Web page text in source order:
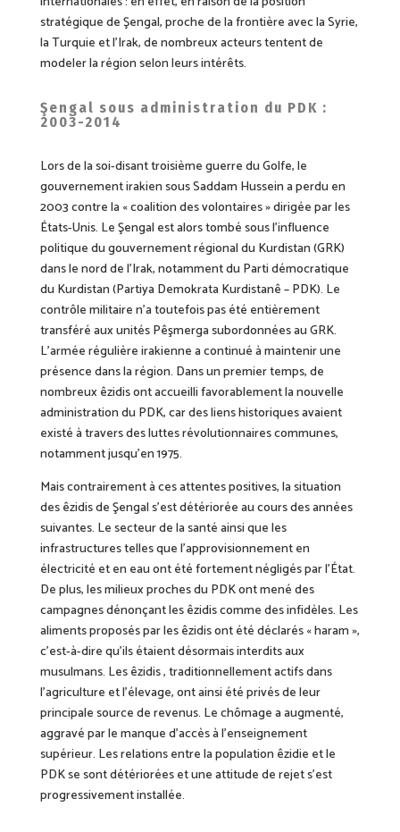
stratégique de Şengal, proche de la frontière avec la Syrie,
la Turquie et l’Irak, de nombreux acteurs tentent de
modeler la région selon leurs intérêts.
Şengal sous administration du PDK :
2003-2014
Lors de la soi-disant troisième guerre du Golfe, le
gouvernement irakien sous Saddam Hussein a perdu en
2003 contre la « coalition des volontaires » dirigée par les
États-Unis. Le Şengal est alors tombé sous l’influence
politique du gouvernement régional du Kurdistan (GRK)
dans le nord de l’Irak, notamment du Parti démocratique
du Kurdistan (Partiya Demokrata Kurdistanê – PDK). Le
contrôle militaire n’a toutefois pas été entièrement
transféré aux unités Pêşmerga subordonnées au GRK.
L’armée régulière irakienne a continué à maintenir une
présence dans la région. Dans un premier temps, de
nombreux êzidis ont accueilli favorablement la nouvelle
administration du PDK, car des liens historiques avaient
existé à travers des luttes révolutionnaires communes,
notamment jusqu’en 1975.
Mais contrairement à ces attentes positives, la situation
des êzidis de Şengal s’est détériorée au cours des années
suivantes. Le secteur de la santé ainsi que les
infrastructures telles que l’approvisionnement en
électricité et en eau ont été fortement négligés par l’État.
De plus, les milieux proches du PDK ont mené des
campagnes dénonçant les êzidis comme des infidèles. Les
aliments proposés par les êzidis ont été déclarés « haram »,
c’est-à-dire qu’ils étaient désormais interdits aux
musulmans. Les êzidis , traditionnellement actifs dans
l’agriculture et l’élevage, ont ainsi été privés de leur
principale source de revenus. Le chômage a augmenté,
aggravé par le manque d’accès à l’enseignement
supérieur. Les relations entre la population êzidie et le
PDK se sont détériorées et une attitude de rejet s’est
progressivement installée.